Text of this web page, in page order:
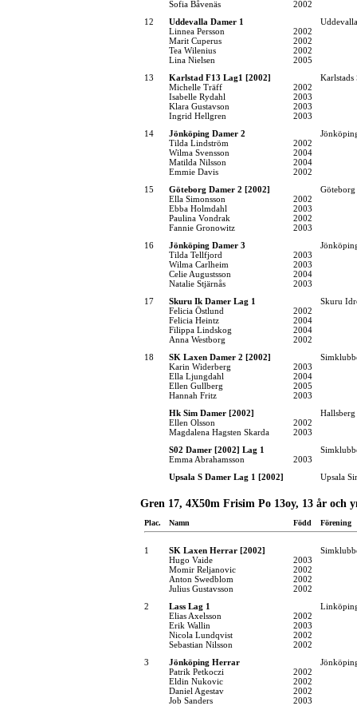
Sofia Båvenäs
2002
12
Uddevalla Damer 1
Linnea Persson
2002
Marit Cuperus
2002
Tea Wilenius
2002
Lina Nielsen
2005
13
Karlstad F13 Lag1 [2002]
Karlstads
Michelle Träff
2002
Isabelle Rydahl
2003
Klara Gustavson
2003
Ingrid Hellgren
2003
14
Jönköping Damer 2
Tilda Lindström
2002
Wilma Svensson
2004
Matilda Nilsson
2004
Emmie Davis
2002
15
Göteborg Damer 2 [2002]
Göteborg
Ella Simonsson
2002
Ebba Holmdahl
2003
Paulina Vondrak
2002
Fannie Gronowitz
2003
16
Jönköping Damer 3
Tilda Tellfjord
2003
Wilma Carlheim
2003
Celie Augustsson
2004
Natalie Stjärnås
2003
17
Skuru Ik Damer Lag 1
Skuru
Felicia Östlund
2002
Felicia Heintz
2004
Filippa Lindskog
2004
Anna Westborg
2002
18
SK Laxen Damer 2 [2002]
Karin Widerberg
2003
Ella Ljungdahl
2004
Ellen Gullberg
2005
Hannah Fritz
2003
Hk Sim Damer [2002]
Ellen Olsson
2002
Magdalena Hagsten Skarda
2003
S02 Damer [2002] Lag 1
Emma Abrahamsson
2003
Upsala S Damer Lag 1 [2002]
Upsala
Gren 17, 4X50m Frisim Po 13oy, 13 år och
Plac. Namn Född Förening
1 SK Laxen Herrar [2002]
Hugo Vaide
2003
Momir Reljanovic
2002
Anton Swedblom
2002
Julius Gustavsson
2002
2
Lass Lag 1
Elias Axelsson
2002
Erik Wallin
2003
Nicola Lundqvist
2002
Sebastian Nilsson
2002
3
Jönköping Herrar
Patrik Petkoczi
2002
Eldin Nukovic
2002
Daniel Agestav
2002
Job Sanders
2003